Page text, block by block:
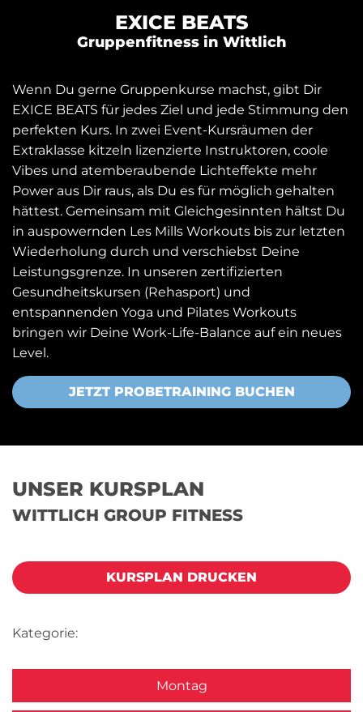
EXICE BEATS
Gruppenfitness in Wittlich
Wenn Du gerne Gruppenkurse machst, gibt Dir
EXICE BEATS für jedes Ziel und jede Stimmung den
perfekten Kurs. In zwei Event-Kursräumen der
Extraklasse kitzeln lizenzierte Instruktoren, coole
Vibes und atemberaubende Lichteffekte mehr
Power aus Dir raus, als Du es für möglich gehalten
hättest. Gemeinsam mit Gleichgesinnten hältst Du
in auspowernden Les Mills Workouts bis zur letzten
Wiederholung durch und verschiebst Deine
Leistungsgrenze. In unseren zertifizierten
Gesundheitskursen (Rehasport) und
entspannenden Yoga und Pilates Workouts
bringen wir Deine Work-Life-Balance auf ein neues
Level.
JETZT PROBETRAINING BUCHEN
UNSER KURSPLAN
WITTLICH GROUP FITNESS
KURSPLAN DRUCKEN
Kategorie:
Montag